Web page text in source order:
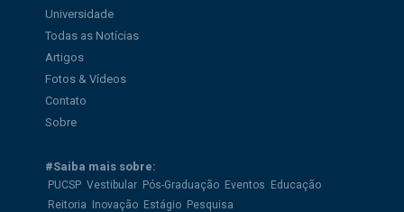
Universidade
Todas as Notícias
Artigos
Fotos & Vídeos
Contato
Sobre
#Saiba mais sobre:
PUCSP Vestibular Pós-Graduação Eventos
Educação
Reitoria
Inovação Estágio Pesquisa